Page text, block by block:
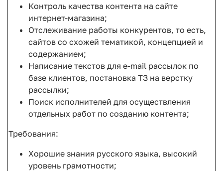
Контроль качества контента на сайте
интернет-магазина;
Отслеживание работы конкурентов, то есть,
сайтов со схожей тематикой, концепцией и
содержанием;
Написание текстов для e-mail рассылок по
базе клиентов, постановка ТЗ на верстку
рассылки;
Поиск исполнителей для осуществления
отдельных работ по созданию контента;
Требования:
Хорошие знания русского языка, высокий
уровень грамотности;